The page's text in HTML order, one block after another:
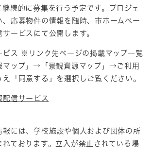
続的に募集を行う予定です。プロジェ
、応募物件の情報を随時、市ホームペー
ービスにて公開します。
ビス ※リンク先ページの掲載マップ一覧
マップ」→「景観資源マップ」→ご利用
「同意する」を選択しご覧ください。
配信サービス​
報には、学校施設や個人および団体の所
ております。立入が禁止されている場